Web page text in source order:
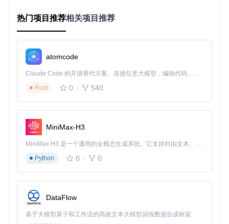
时间维度的效率突破
通过消除设备切换障碍，Happy Coder将开发者的"碎片时
式的开发者，每天可增加1.5小时有效编程时间，相当于每年
多完成375小时的开发工作。这种时间利用率的提升，在敏捷
开发和迭代周期紧张的项目中尤为关键。
空间维度的开发自由
从办公室到通勤途中，从家庭工作间到临时会议场所，Happy
发团队的使用反馈显示，团队成员在非传统工作环境中解决技
术问题的比例提升了42%，问题平均响应时间从45分钟缩短至
12分钟。
协作模式的范式转变
Happy Coder的跨设备架构为团队协作提供了新可能。通过会
热门项目推荐相关项目推荐
atomcode
Claude Code 的开源替代方案。连接任意大模型，编辑代码，运行命令，自动验证 — 全自动执行。用 Rust 构建，极致性能。 ｜ An open-source alternative to Claude Code. Connect any LLM, edit code, run commands, and verify changes — autonomously. Built in Rust for speed. Get Started
Rust
0 540
MiniMax-H3
MiniMax H3 是一个通用的全模态生成系统。它支持对由文本、图像、视频和音频组成的多模态上下文进行统一理解，并能生成分辨率高达 2K、时长可达 15 秒的带原生立体声音频的视频。得益于面向任务泛化的系统设计，H3 在预训练阶段就已具备广泛的多模态上下文理解与生成能力，能够出色地执行复杂的多模态指令。
Python
0 0
DataFlow
基于大模型算子和工作流的高效文本大模型训练数据合成框架